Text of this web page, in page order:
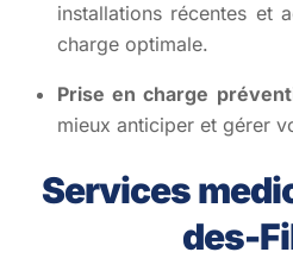
installations récentes et
charge optimale.
Prise en charge
mieux anticiper et gérer
Services
des-